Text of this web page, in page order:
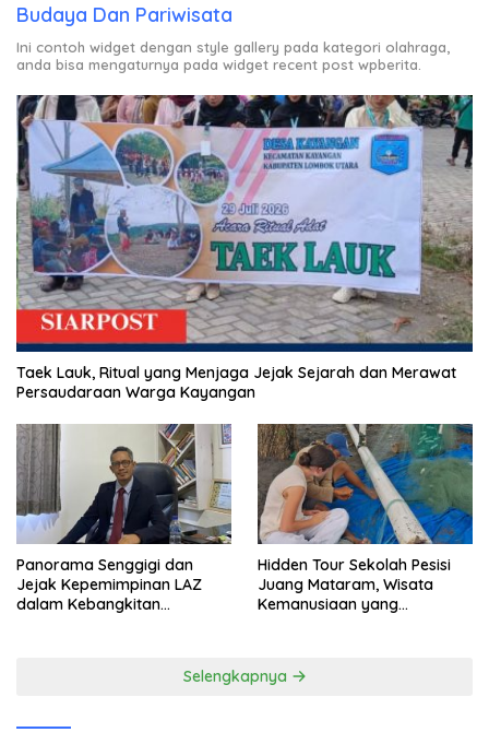
Budaya Dan Pariwisata
Ini contoh widget dengan style gallery pada kategori olahraga,
anda bisa mengaturnya pada widget recent post wpberita.
Taek Lauk, Ritual yang Menjaga Jejak Sejarah dan Merawat
Persaudaraan Warga Kayangan
Panorama Senggigi dan
Jejak Kepemimpinan LAZ
dalam Kebangkitan
Hidden Tour Sekolah Pesisi
Juang Mataram, Wisata
Kemanusiaan yang
Selengkapnya